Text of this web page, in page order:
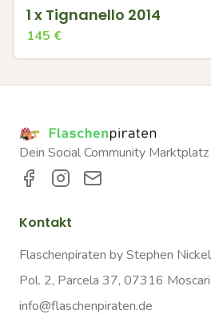
1 x Tignanello 2014
145 €
Dein Social Community
Kontakt
Flaschenpiraten by Stephen Nickel
Pol. 2, Parcela 37, 07316 Moscari
info@flaschenpiraten.de